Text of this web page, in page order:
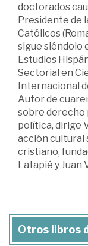
doctorados
Presidente de
Católicos
sigue siéndolo
Estudios
Sectorial en
Internacional
Autor de
sobre derecho
política, dirige
acción cultural
cristiano,
Latapié y Juan
Otros libros